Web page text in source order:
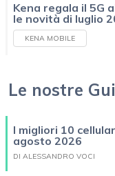
Kena regala il 5G
le novità di luglio
KENA MOBILE
Le nostre
I migliori 10
agosto 2026
DI ALESSANDRO VOCI